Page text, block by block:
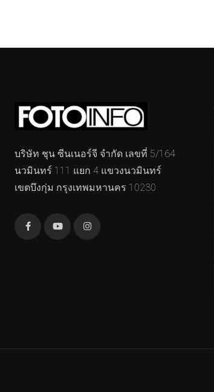
บริษัท ชุน ซีนเนอร์จี จำกัด เลขที่ 5/164
นวมินทร์ 111 แยก 4 แขวงนวมินทร์
เขตบึงกุ่ม กรุงเทพมหานคร 10230